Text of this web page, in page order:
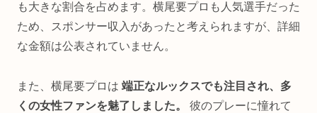
も大きな割合を占めます。横尾要プロも人気選手だった
ため、スポンサー収入があったと考えられますが、詳細
な金額は公表されていません。
また、横尾要プロは 端正なルックスでも注目され、多
くの女性ファンを魅了しました。
彼のプレーに憧れて